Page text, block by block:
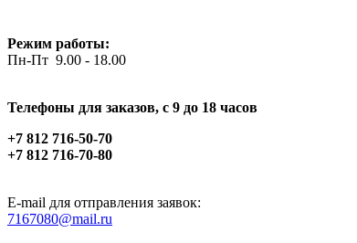
Режим работы:
Пн-Пт 9.00 - 18.00
Телефоны для заказов, c 9 до 18 часов
+7 812 716-50-70
+7 812 716-70-80
E-mail для отправления заявок:
7167080@mail.ru